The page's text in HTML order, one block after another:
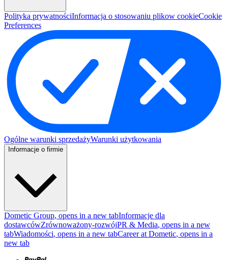
Polityka prywatnościInformacja o stosowaniu plikow cookieCookie
Preferences
Ogólne warunki sprzedażyWarunki użytkowania
Informacje o firmie
Dometic Group, opens in a new tabInformacje dla
dostawcówZrównoważony-rozwójPR & Media, opens in a new
tabWiadomości, opens in a new tabCareer at Dometic, opens in a
new tab